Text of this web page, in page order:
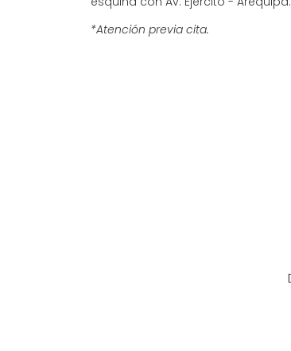
*Atención previa cita.